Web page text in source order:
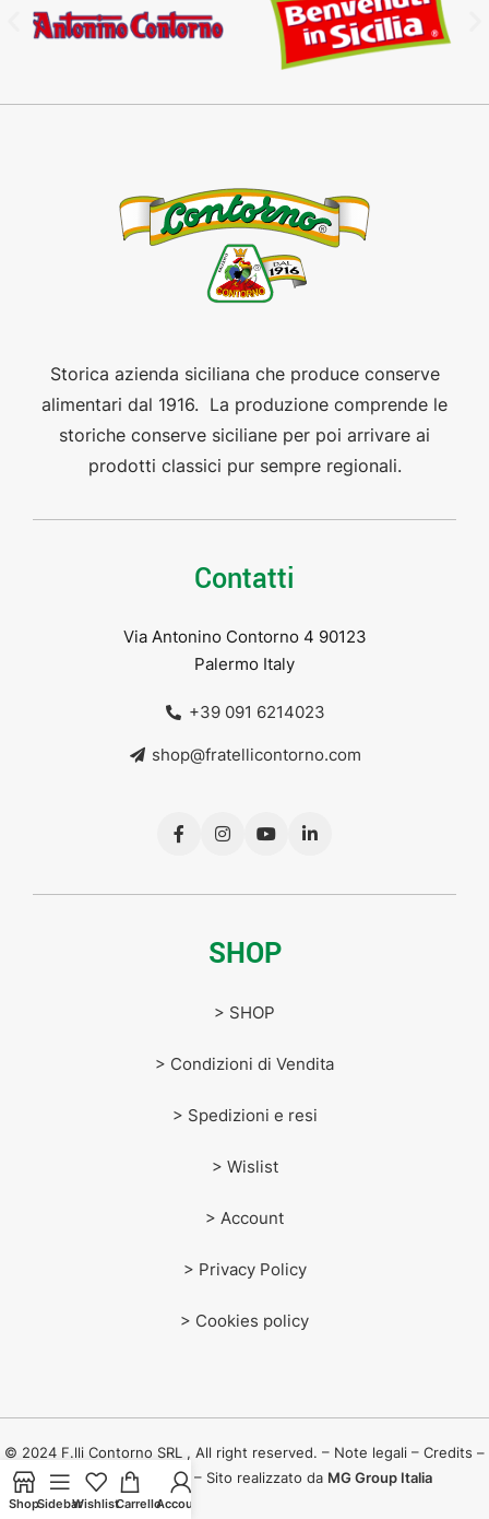
Storica azienda siciliana che produce conserve
alimentari dal 1916. La produzione comprende le
storiche conserve siciliane per poi arrivare ai
prodotti classici pur sempre regionali.
Contatti
Via Antonino Contorno 4 90123
Palermo Italy
+39 091 6214023
shop@fratellicontorno.com
SHOP
> SHOP
> Condizioni di Vendita
> Spedizioni e resi
> Wislist
> Account
> Privacy Policy
> Cookies policy
© 2024 F.lli Contorno SRL , All right reserved. – Note legali – Credits –
PI: IT 02443670829 – Sito realizzato da MG Group Italia
ShopSidebarWishlistCarrelloAccount